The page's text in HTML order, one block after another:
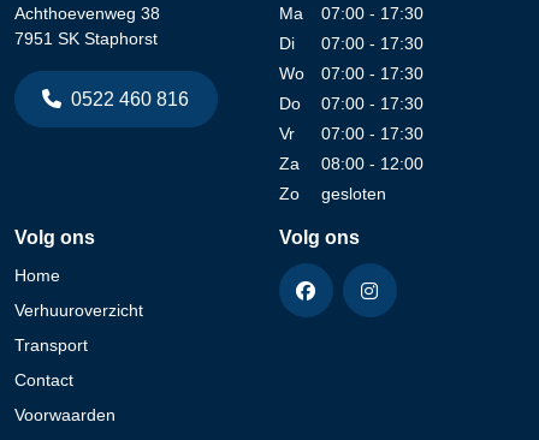
Achthoevenweg 38
7951 SK Staphorst
0522 460 816
Ma
07:00 - 17:30
Di
07:00 - 17:30
Wo
07:00 - 17:30
Do
07:00 - 17:30
Vr
07:00 - 17:30
Za
08:00 - 12:00
Zo
gesloten
Volg ons
Home
Verhuuroverzicht
Transport
Contact
Voorwaarden
Volg ons